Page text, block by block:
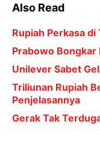
Also Read
Rupiah Perkasa
Prabowo Bongkar
Unilever Sabet
Triliunan Rupiah
Penjelasannya
Gerak Tak